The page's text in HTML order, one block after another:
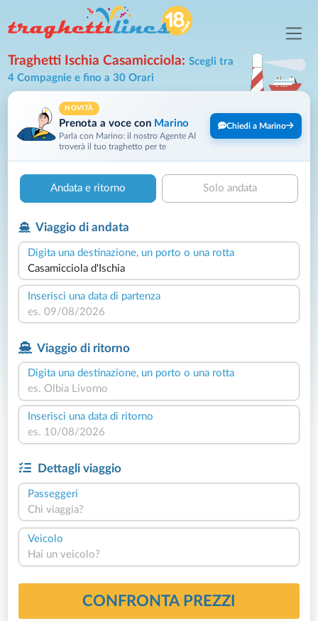
Traghetti Ischia Casamicciola:Scegli tra
4 Compagnie e fino a 30 Orari
NOVITÀ
Prenota a voce con Marino
Parla con Marino: il nostro Agente AI
troverà il tuo traghetto per te
Chiedi a Marino
Andata e ritorno Solo andata
Viaggio di andata
Digita una destinazione, un porto o una rotta
Inserisci una data di partenza
Viaggio di ritorno
Digita una destinazione, un porto o una rotta
Inserisci una data di ritorno
Dettagli viaggio
Passeggeri
Chi viaggia?
Veicolo
Hai un veicolo?
CONFRONTA PREZZI